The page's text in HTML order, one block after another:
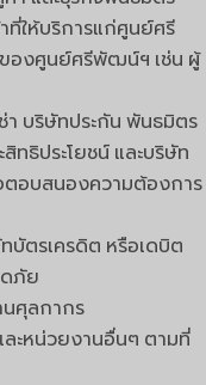
ที่ให้บริการแก่ศูนย์ศรี
องศูนย์ศรีพัฒน์ฯ เช่น ผู้
า บริษัทประกัน พันธมิตร
ทธิประโยชน์ และบริษัท
ตอบสนองความต้องการ
ทบัตรเครดิต หรือเดบิต
ดภัย
นศุลกากร
ะหน่วยงานอื่นๆ ตามที่